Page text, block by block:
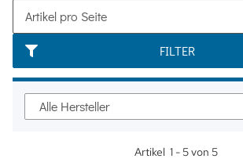
FILTER
Artikel pro Seite
Alle Hersteller
Artikel 1 - 5von 5